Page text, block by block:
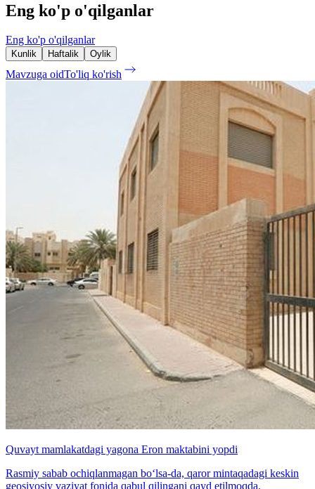
Eng ko'p o'qilganlar
Eng ko'p o'qilganlar
Kunlik Haftalik Oylik
Mavzuga oidTo'liq ko'rish
Quvayt mamlakatdagi yagona Eron maktabini yopdi
Rasmiy sabab ochiqlanmagan bo‘lsa-da, qaror mintaqadagi keskin
geosiyosiy vaziyat fonida qabul qilingani qayd etilmoqda.